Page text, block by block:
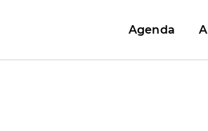
Agenda